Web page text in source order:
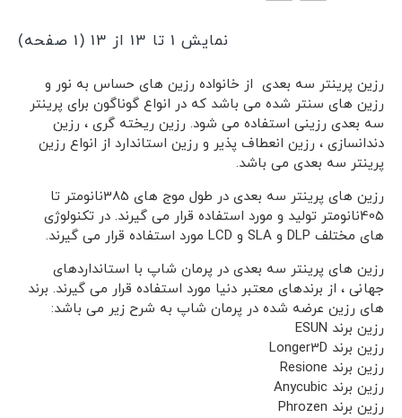
نمایش 1 تا 13 از 13 (1 صفحه)
رزین پرینتر سه بعدی از خانواده رزین های حساس به نور و
رزین های سنتر شده می باشد که در انواع گوناگون برای پرینتر
سه بعدی رزینی استفاده می شود. رزین ریخته گری ، رزین
دندانسازی ، رزین انعطاف پذیر و رزین استاندارد از انواع رزین
پرینتر سه بعدی می باشد.
رزین های پرینتر سه بعدی در طول موج های 385نانومتر تا
405نانومتر تولید و مورد استفاده قرار می گیرند. در تکنولوژی
های مختلف DLP و SLA و LCD مورد استفاده قرار می گیرند.
رزین های پرینتر سه بعدی در پرمان شاپ با استانداردهای
جهانی ، از برندهای معتبر دنیا مورد استفاده قرار می گیرند. برند
های رزین عرضه شده در پرمان شاپ به شرح زیر می باشد:
رزین برند ESUN
رزین برند Longer3D
رزین برند Resione
رزین برند Anycubic
رزین برند Phrozen